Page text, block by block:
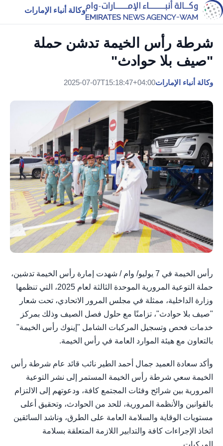
وكالة أنباء الإمارات
شرطة رأس الخيمة تدشن حملة
"صيف بلا حوادث"
وكالة أنباء الإمارات2025-07-07T15:18:47+04:00
رأس الخيمة في 7 يوليو/ وام / شهدت إمارة رأس الخيمة تدشين،
حملة التوعية المرورية الموحدة الثالثة لعام 2025، التي تنظمها
وزارة الداخلية، ممثلة في مجلس المرور الاتحادي، تحت شعار
"صيف بلا حوادث"، تزامنًا مع حلول فصل الصيف وذلك بمركز
خدمات فحص وتسجيل المركبات الشامل "إينوك رأس الخيمة"
بالتعاون مع هيئة الموارد العامة في رأس الخيمة.
وأكد سعادة العميد جمال أحمد الطير نائب قائد عام شرطة رأس
الخيمة سعي شرطة رأس الخيمة المستمر إلى نشر التوعية
المرورية بين شرائح وفئات المجتمع كافة، ودعوتهم إلى الالتزام
بالقوانين والأنظمة المرورية، للحد من الحوادث، وتحقيق أعلى
مستويات الوقاية والسلامة العامة على الطرق، وناشد السائقين
اتخاذ الإجراءات كافة والتدابير اللازمة المتعلقة بسلامة